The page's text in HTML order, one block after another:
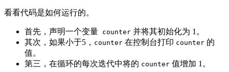
看看代码是如何运行的。
首先，声明一个变量 counter 并将其初始化为 1。
其次，如果小于5， counter 在控制台打印 counter 的
值。
第三，在循环的每次迭代中将的 counter 值增加 1。